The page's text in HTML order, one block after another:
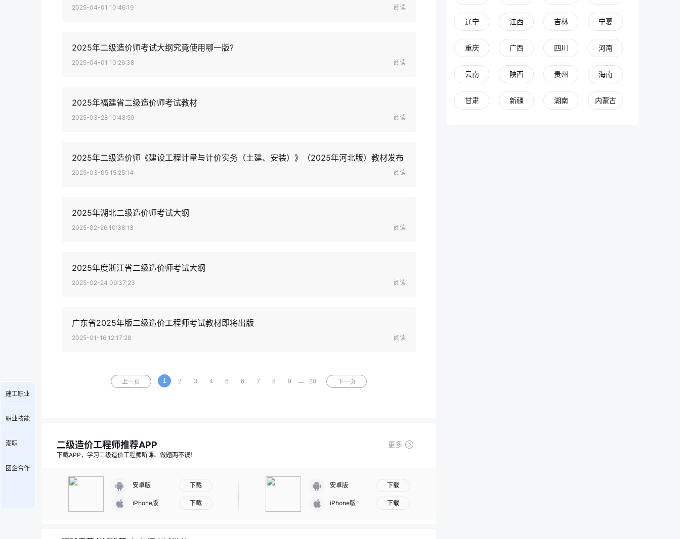
2025-04-01 10:46:19 阅读
2025年二级造价师考试大纲究竟使用哪一版?
2025-04-01 10:26:38 阅读
2025年福建省二级造价师考试教材
2025-03-28 10:48:59 阅读
2025年二级造价师《建设工程计量与计价实务（土建、安装）》（2025年河北版）教材发布
2025-03-05 15:25:14 阅读
2025年湖北二级造价师考试大纲
2025-02-26 10:38:13 阅读
2025年度浙江省二级造价师考试大纲
2025-02-24 09:37:23 阅读
广东省2025年版二级造价工程师考试教材即将出版
2025-01-16 12:17:28 阅读
上一页 1 2 3 4 5 6 7 8 9 … 20 下一页
二级造价工程师推荐APP 更多
下载APP，学习二级造价工程师听课、做题两不误！
安卓版 下载
iPhone版 下载
安卓版 下载
iPhone版 下载
辽宁 江西 吉林 宁夏
重庆 广西 四川 河南
云南 陕西 贵州 海南
甘肃 新疆 湖南 内蒙古
建工职业
职业技能
潮职
团企合作